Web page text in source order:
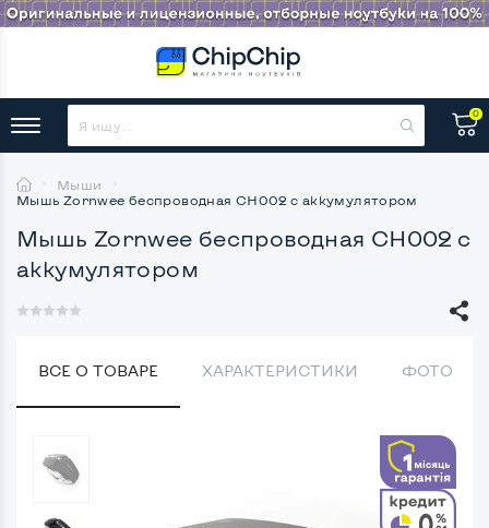
0
Мыши
Мышь Zornwee беспроводная CH002 с аккумулятором
Мышь Zornwee беспроводная CH002 с
аккумулятором
ВСЕ О ТОВАРЕ ХАРАКТЕРИСТИКИ ФОТО